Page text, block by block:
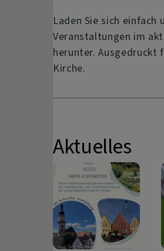
Laden Sie sich
Veranstaltungen im
herunter. Ausgedruckt
Kirche.
Aktuelles